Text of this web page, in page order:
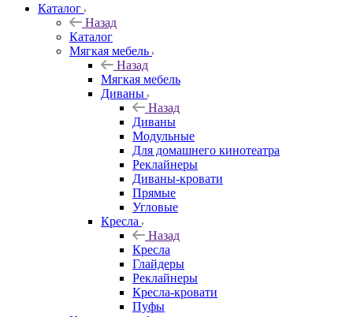
Каталог
Назад
Каталог
Мягкая мебель
Назад
Мягкая мебель
Диваны
Назад
Диваны
Модульные
Для домашнего кинотеатра
Реклайнеры
Диваны-кровати
Прямые
Угловые
Кресла
Назад
Кресла
Глайдеры
Реклайнеры
Кресла-кровати
Пуфы